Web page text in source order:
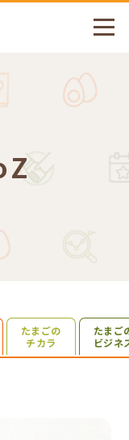
たまごの
チカラ
たまご
ビジネ